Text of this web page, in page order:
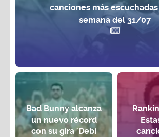
canciones más
semana del 31/07
Bad Bunny alcanza
un nuevo récord
con su gira 'Debí